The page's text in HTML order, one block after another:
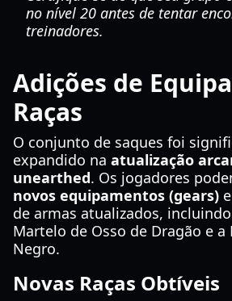
no nível 20 antes de tentar
treinadores.
Adições de
Raças
O conjunto de saques foi
expandido na atualização
unearthed. Os jogadores
novos equipamentos (gears)
de armas atualizados,
Martelo de Osso de Dragão e a
Negro.
Novas Raças Obtíveis